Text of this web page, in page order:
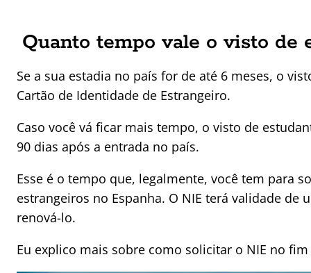
Quanto tempo vale o visto de
Se a sua estadia no país for de até 6 meses, o
Cartão de Identidade de Estrangeiro.
Caso você vá ficar mais tempo, o visto de
90 dias após a entrada no país.
Esse é o tempo que, legalmente, você tem para
estrangeiros no Espanha. O NIE terá validade
renová-lo.
Eu explico mais sobre como solicitar o NIE no